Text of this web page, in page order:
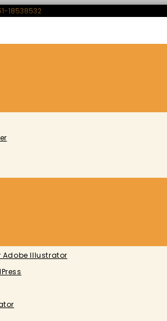
18538532
Adobe Illustrator